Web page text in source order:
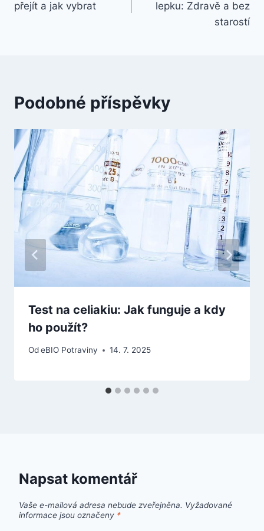
přejít a jak vybrat
lepku: Zdravě a bez
starostí
Podobné příspěvky
Test na celiakiu: Jak funguje a kdy
ho použít?
OdeBIO Potraviny 14. 7. 2025
Napsat komentář
Vaše e-mailová adresa nebude zveřejněna. Vyžadované
informace jsou označeny *